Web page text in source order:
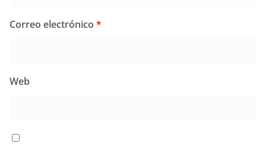
Correo electrónico *
Web